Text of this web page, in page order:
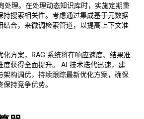
处理。在处理动态知识库时，实施定期重
持搜索相关性。考虑通过集成基于元数据
结合，来微调检索管道，以提高上下文准
方案，RAG 系统将在响应速度、结果准
度获得全面提升。 AI 技术迭代迅速，建
架构调优，持续跟踪最新优化方案，确保
持竞争优势。